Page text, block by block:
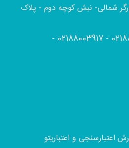
شمالی- نبش کوچه دوم - پلاک
-
02188003917
-
اعتبارسنجی و اعتباریتو